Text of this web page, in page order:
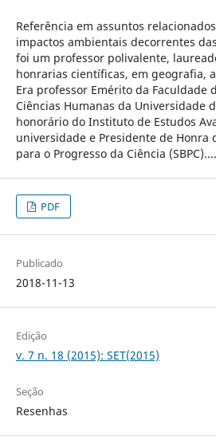
Referência em assuntos
impactos ambientais decorrentes
foi um professor polivalente,
honrarias científicas, em geografia,
Era professor Emérito da Faculdade
Ciências Humanas da Universidade
honorário do Instituto de Estudos
universidade e Presidente de Honra
para o Progresso da Ciência
PDF
Publicado
2018-11-13
Edição
v. 7 n. 18 (2015): SET(2015)
Seção
Resenhas